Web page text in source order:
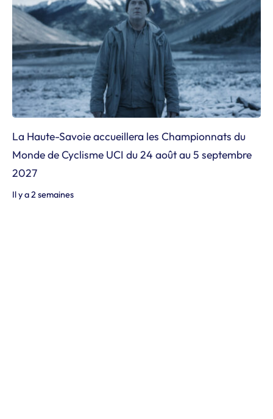
La Haute-Savoie accueillera les Championnats du
Monde de Cyclisme UCI du 24 août au 5 septembre
2027
Il y a 2 semaines